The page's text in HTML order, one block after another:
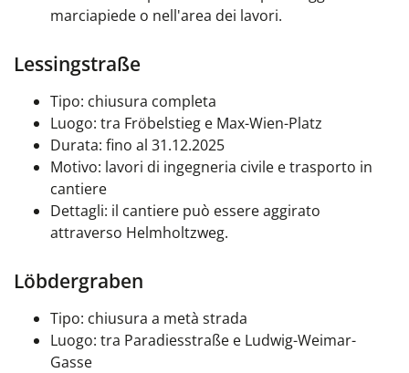
marciapiede o nell'area dei lavori.
Lessingstraße
Tipo: chiusura completa
Luogo: tra Fröbelstieg e Max-Wien-Platz
Durata: fino al 31.12.2025
Motivo: lavori di ingegneria civile e trasporto in
cantiere
Dettagli: il cantiere può essere aggirato
attraverso Helmholtzweg.
Löbdergraben
Tipo: chiusura a metà strada
Luogo: tra Paradiesstraße e Ludwig-Weimar-
Gasse